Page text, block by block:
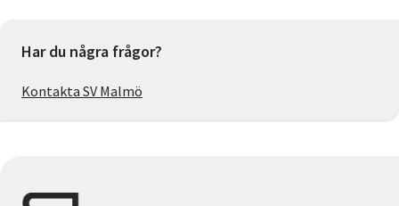
Har du några frågor?
Kontakta SV Malmö